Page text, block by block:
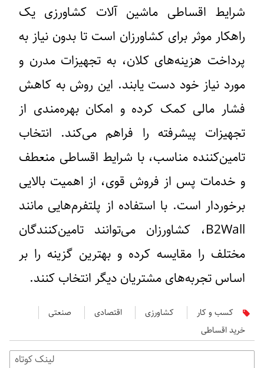
شرایط اقساطی ماشین آلات کشاورزی یک
راهکار موثر برای کشاورزان است تا بدون نیاز به
پرداخت هزینه‌های کلان، به تجهیزات مدرن و
مورد نیاز خود دست یابند. این روش به کاهش
فشار مالی کمک کرده و امکان بهره‌مندی از
تجهیزات پیشرفته را فراهم می‌کند. انتخاب
تامین‌کننده مناسب، با شرایط اقساطی منعطف
و خدمات پس از فروش قوی، از اهمیت بالایی
برخوردار است. با استفاده از پلتفرم‌هایی مانند
B2Wall، کشاورزان می‌توانند تامین‌کنندگان
مختلف را مقایسه کرده و بهترین گزینه را بر
اساس تجربه‌های مشتریان دیگر انتخاب کنند.
کسب و کار کشاورزی اقتصادی
صنعتی
خرید اقساطی
لینک کوتاه